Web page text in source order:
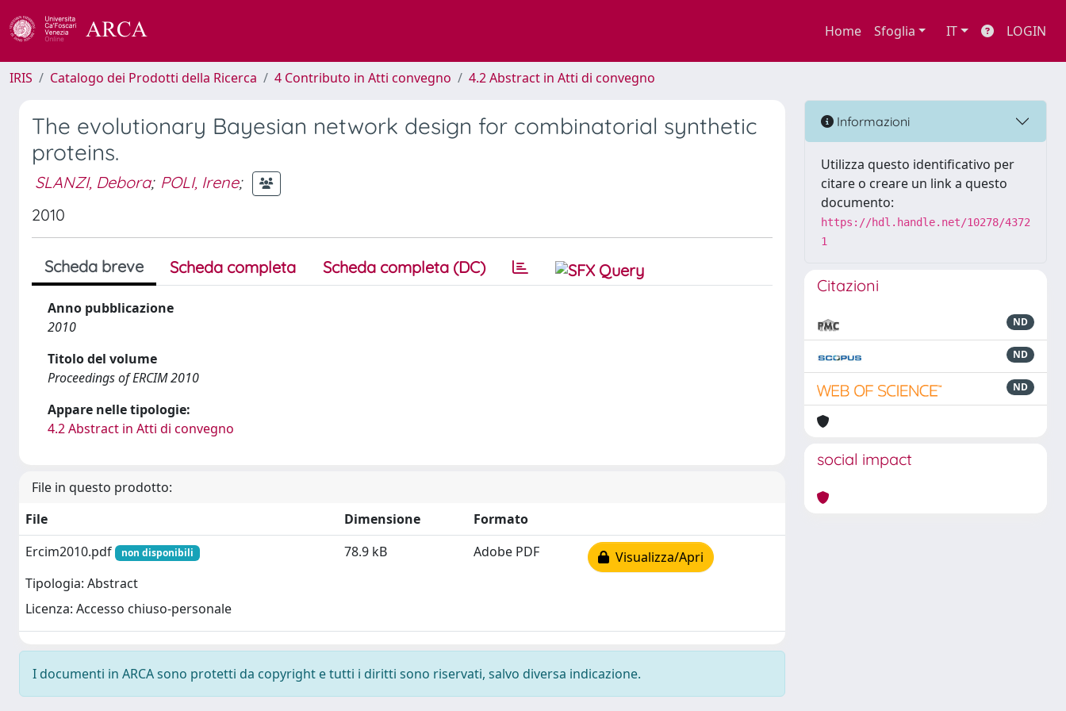
Home Sfoglia IT LOGIN
IRIS Catalogo dei Prodotti della Ricerca 4 Contributo in Atti convegno 4.2 Abstract in Atti di convegno
The evolutionary Bayesian network design for combinatorial synthetic
proteins.
SLANZI, Debora; POLI, Irene;
2010
Scheda breve Scheda completa Scheda completa (DC)
Anno pubblicazione
2010
Titolo del volume
Proceedings of ERCIM 2010
Appare nelle tipologie:
4.2 Abstract in Atti di convegno
File in questo prodotto:
File
Dimensione
Formato
Ercim2010.pdf
non disponibili
Tipologia: Abstract
Licenza: Accesso chiuso-personale
78.9 kB Adobe PDF Visualizza/Apri
I documenti in ARCA sono protetti da copyright e tutti i diritti sono riservati, salvo diversa indicazione.
Informazioni
Utilizza questo identificativo per
citare o creare un link a questo
documento:
https://hdl.handle.net/10278/4372
1
Citazioni
ND
ND
ND
social impact